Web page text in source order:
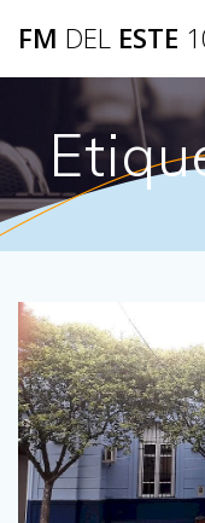
FM DEL ESTE